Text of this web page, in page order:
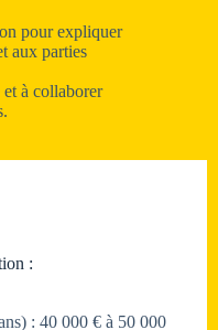
pour expliquer
aux parties
à collaborer
:
: 40 000 € à 50 000